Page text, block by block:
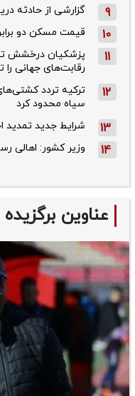
9 گزارشی از حادثه
10 قیمت مسکن دو
11
پزشکیان درخشش
رقابت‌های جهانی
12
ترکیه تردد
سیاه محدود کرد
13 شرایط جدید تمدید
14 وزیر کشور: اهالی
عناوین برگزیده